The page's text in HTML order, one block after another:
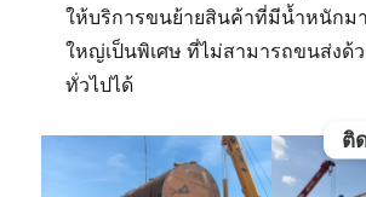
ให้บริการขนย้ายสินค้าที่มีน้ำหนักม
ใหญ่เป็นพิเศษ ที่ไม่สามารถขนส่งด้
ทั่วไปได้
ติ